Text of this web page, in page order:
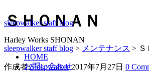
sleepwalker staff blog
Harley Works SHONAN
HOME
お問い合わせ
ＳＨＯＮＡＮ
sleepwalker staff blog > メンテナンス >
作成者:Sleepwalker 2017年7月27日 0